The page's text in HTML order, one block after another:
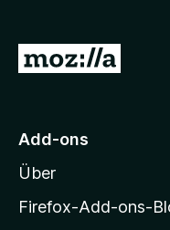
Z
M
z
i
Add-ons
Über
Firefox-Add-ons-